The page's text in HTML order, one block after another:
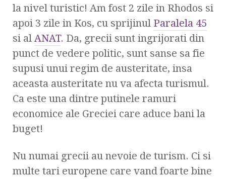
la nivel turistic! Am fost 2 zile in Rhodos si
apoi 3 zile in Kos, cu sprijinul Paralela 45
si al ANAT. Da, grecii sunt ingrijorati din
punct de vedere politic, sunt sanse sa fie
supusi unui regim de austeritate, insa
aceasta austeritate nu va afecta turismul.
Ca este una dintre putinele ramuri
economice ale Greciei care aduce bani la
buget!
Nu numai grecii au nevoie de turism. Ci si
multe tari europene care vand foarte bine